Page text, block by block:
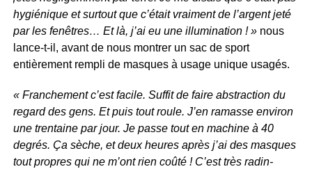
hygiénique et surtout que c’était vraiment de l’argent jeté
par les fenêtres… Et là, j’ai eu une illumination ! » nous
lance-t-il, avant de nous montrer un sac de sport
entièrement rempli de masques à usage unique usagés.
« Franchement c’est facile. Suffit de faire abstraction du
regard des gens. Et puis tout roule. J’en ramasse environ
une trentaine par jour. Je passe tout en machine à 40
degrés. Ça sèche, et deux heures après j’ai des masques
tout propres qui ne m’ont rien coûté ! C’est très radin-